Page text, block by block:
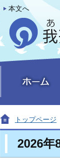
本文へ
トップページ
2026年